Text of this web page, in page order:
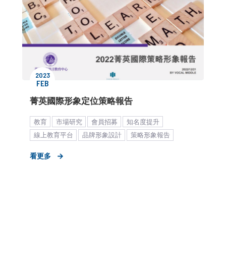
2023
FEB
菁英國際形象定位策略報告
教育 市場研究 會員招募
知名度提升
線上教育平台
品牌形象設計
策略形象報告
看更多